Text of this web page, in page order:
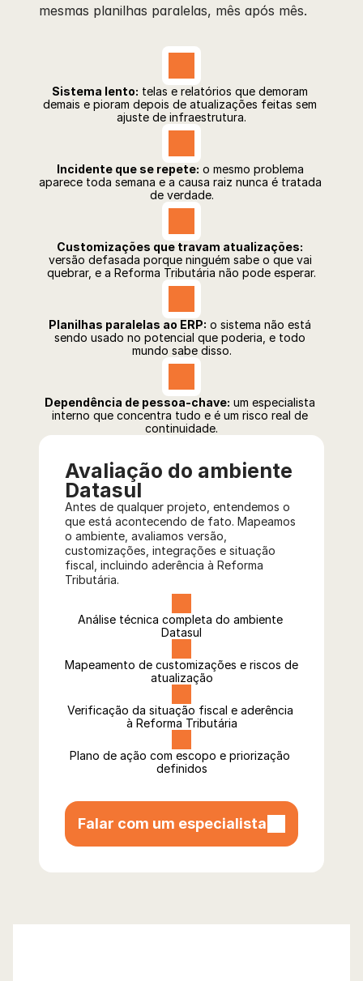
mesmas planilhas paralelas, mês após mês.
Sistema lento: telas e relatórios que demoram
demais e pioram depois de atualizações feitas sem
ajuste de infraestrutura.
Incidente que se repete: o mesmo problema
aparece toda semana e a causa raiz nunca é tratada
de verdade.
Customizações que travam atualizações:
versão defasada porque ninguém sabe o que vai
quebrar, e a Reforma Tributária não pode esperar.
Planilhas paralelas ao ERP: o sistema não está
sendo usado no potencial que poderia, e todo
mundo sabe disso.
Dependência de pessoa-chave: um especialista
interno que concentra tudo e é um risco real de
continuidade.
Avaliação do ambiente
Datasul
Antes de qualquer projeto, entendemos o
que está acontecendo de fato. Mapeamos
o ambiente, avaliamos versão,
customizações, integrações e situação
fiscal, incluindo aderência à Reforma
Tributária.
Análise técnica completa do ambiente
Datasul
Mapeamento de customizações e riscos de
atualização
Verificação da situação fiscal e aderência
à Reforma Tributária
Plano de ação com escopo e priorização
definidos
Falar com um especialista